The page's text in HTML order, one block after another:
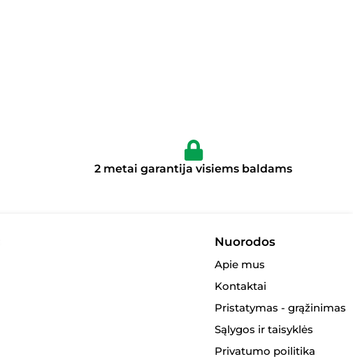
2 metai garantija visiems baldams
Nuorodos
Apie mus
Kontaktai
Pristatymas - grąžinimas
Sąlygos ir taisyklės
Privatumo poilitika